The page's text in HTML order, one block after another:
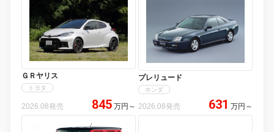
ＧＲヤリス
トヨタ
2026.08発売 845 万円 ～
プレリュード
ホンダ
2026.08発売 631 万円 ～